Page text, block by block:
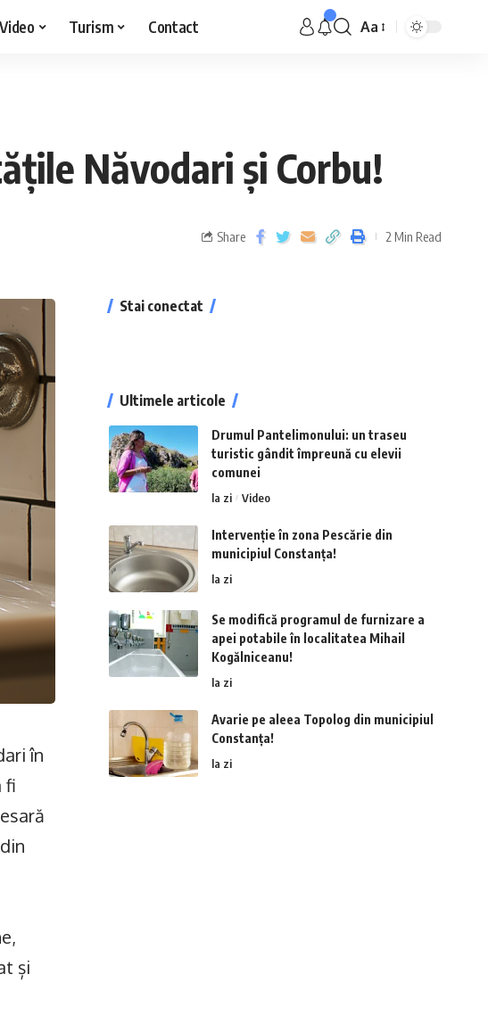
Video Turism Contact Aa
Năvodari și Corbu!
Share 2 Min Read
în
fi
și
Stai conectat
Ultimele articole
Drumul Pantelimonului: un traseu
turistic gândit împreună cu elevii
comunei
la zi Video
Intervenție în zona Pescărie din
municipiul Constanța!
la zi
Se modifică programul de furnizare a
apei potabile în localitatea Mihail
Kogălniceanu!
la zi
Avarie pe aleea Topolog din municipiul
Constanța!
la zi